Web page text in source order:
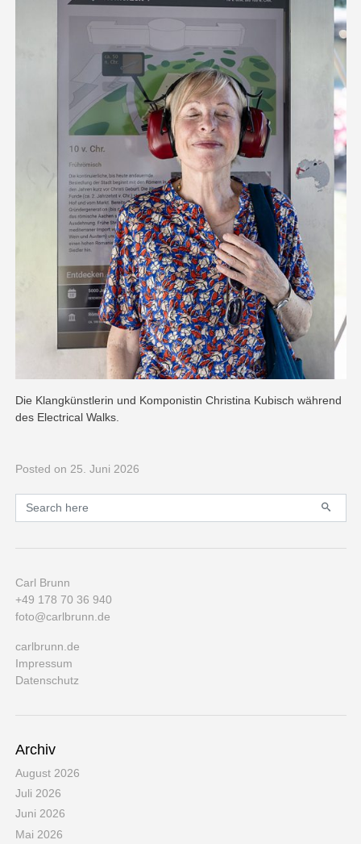
Die Klangkünstlerin und Komponistin Christina Kubisch während
des Electrical Walks.
Posted on 25. Juni 2026
Primary
Search for:
Carl Brunn
+49 178 70 36 940
foto@carlbrunn.de
carlbrunn.de
Impressum
Datenschutz
Archiv
August 2026
Juli 2026
Juni 2026
Mai 2026